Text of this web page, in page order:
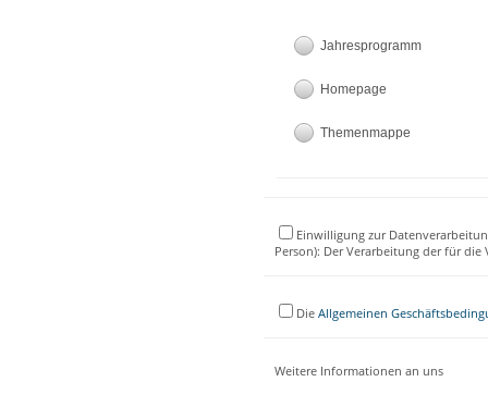
Jahresprogramm
Homepage
Themenmappe
Einwilligung zur
Person): Der Verarbeitung der für
Die Allgemeinen
Weitere Informationen an uns